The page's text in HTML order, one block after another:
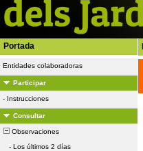
Portada
Entidades colaboradoras
Participar
- Instrucciones
Consultar
Observaciones
- Los últimos 2 días